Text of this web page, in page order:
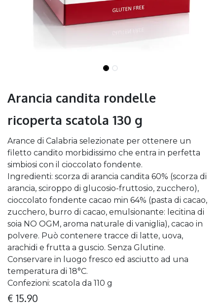
Arancia candita rondelle
ricoperta scatola 130 g
Arance di Calabria selezionate per ottenere un
filetto candito morbidissimo che entra in perfetta
simbiosi con il cioccolato fondente.
Ingredienti: scorza di arancia candita 60% (scorza di
arancia, sciroppo di glucosio-fruttosio, zucchero),
cioccolato fondente cacao min 64% (pasta di cacao,
zucchero, burro di cacao, emulsionante: lecitina di
soia NO OGM, aroma naturale di vaniglia), cacao in
polvere. Può contenere tracce di latte, uova,
arachidi e frutta a guscio. Senza Glutine.
Conservare in luogo fresco ed asciutto ad una
temperatura di 18°C.
Confezioni: scatola da 110 g
€ 15.90